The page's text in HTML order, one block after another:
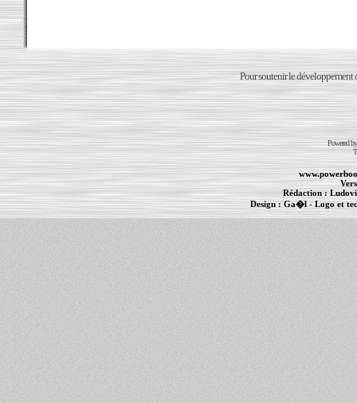
Pour soutenir le développement
Powered
Rédaction :
Design :Ga�l- Logo et
Informations :